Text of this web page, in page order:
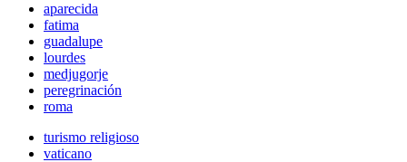
aparecida
fatima
guadalupe
lourdes
medjugorje
peregrinación
roma
turismo religioso
vaticano